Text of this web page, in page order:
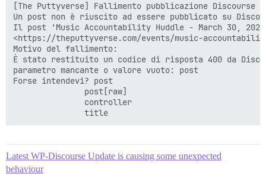
[The Puttyverse] Fallimento pubblicazione Discourse
Un post non è riuscito ad essere pubblicato su
Il post 'Music Accountability Huddle - March 30, 2022
<https://theputtyverse.com/events/music-
Motivo del fallimento:
È stato restituito un codice di risposta 400 da
parametro mancante o valore vuoto: post
Forse intendevi? post
               post[raw]
               controller
Latest WP-Discourse Update is causing some unexpected
behaviour